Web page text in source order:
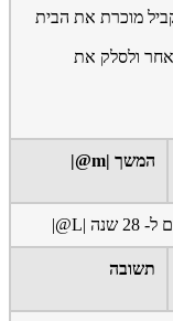
מוכרת את הבית
אחר ולסלק את
המשך |m@|
תשובה